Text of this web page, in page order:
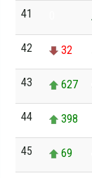
41
42 32
43 627
44 398
45 69